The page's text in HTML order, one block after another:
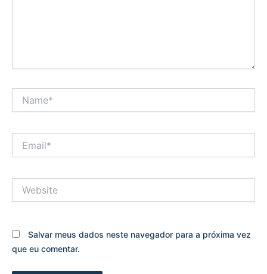
Salvar meus dados neste navegador para a próxima vez
que eu comentar.